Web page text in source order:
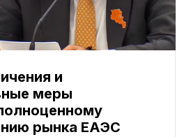
и
меры
рынка ЕАЭС